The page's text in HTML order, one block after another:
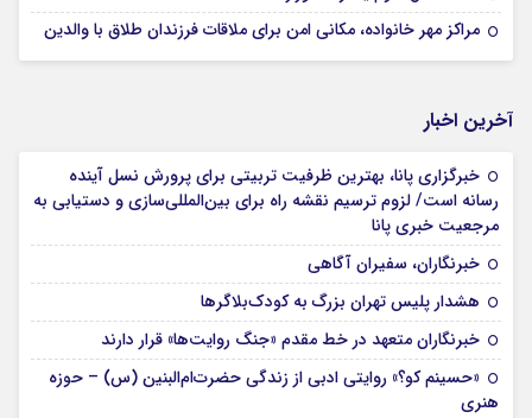
مراکز مهر خانواده، مکانی امن برای ملاقات فرزندان طلاق با والدین
آخرین اخبار
خبرگزاری پانا، بهترین ظرفیت تربیتی برای پرورش نسل آینده
رسانه است/ لزوم ترسیم نقشه راه برای بین‌المللی‌سازی و دستیابی به
مرجعیت خبری پانا
خبرنگاران، سفیران آگاهی
هشدار پلیس تهران بزرگ به کودک‌بلاگرها
خبرنگاران متعهد در خط مقدم «جنگ روایت‌ها» قرار دارند
«حسینم کو؟» روایتی ادبی از زندگی حضرت‌ام‌البنین (س) – حوزه
هنری